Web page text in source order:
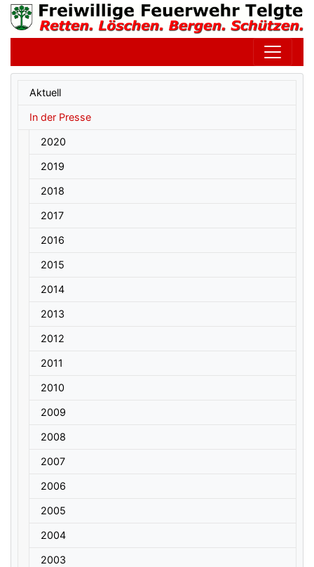
Untermenüpunkte im aktuellen Bereich
Aktuell
In der Presse
2020
2019
2018
2017
2016
2015
2014
2013
2012
2011
2010
2009
2008
2007
2006
2005
2004
2003